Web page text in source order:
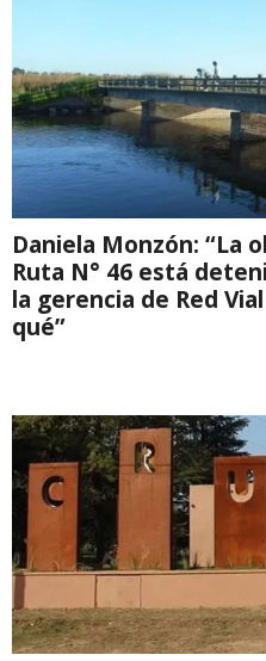
Daniela Monzón: “La
Ruta N° 46 está
la gerencia de Red
qué”